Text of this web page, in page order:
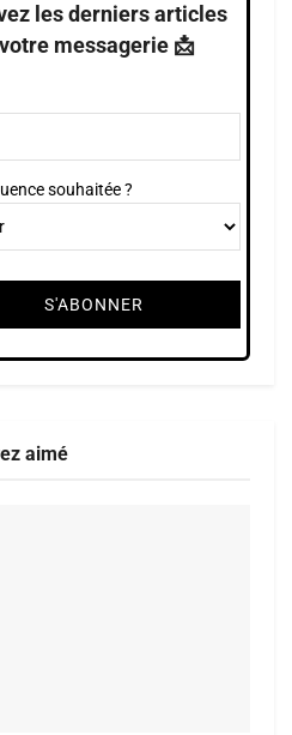
les derniers articles
messagerie 📩
souhaitée ?
aimé